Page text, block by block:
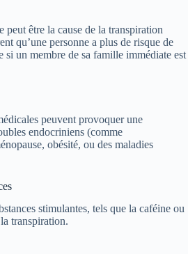
être la cause de la transpiration
qu’une personne a plus de risque de
si un membre de sa famille immédiate est
peuvent provoquer une
endocriniens (comme
obésité, ou des maladies
stimulantes, tels que la caféine ou
transpiration.